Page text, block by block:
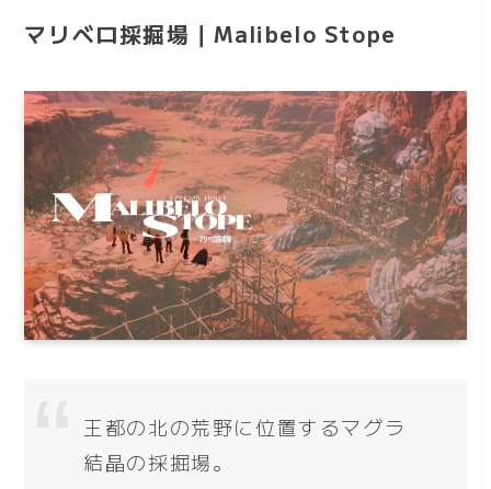
マリベロ採掘場｜Malibelo Stope
王都の北の荒野に位置するマグラ
結晶の採掘場。